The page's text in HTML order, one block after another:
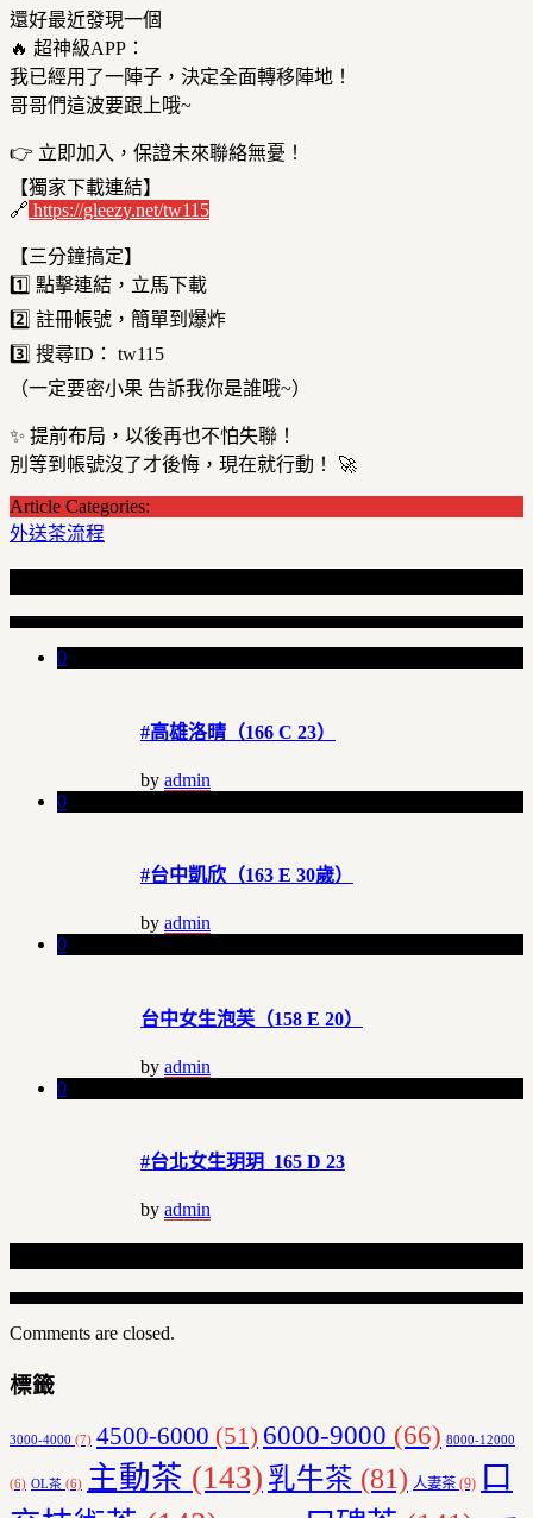
還好最近發現一個
🔥 超神級APP：
我已經用了一陣子，決定全面轉移陣地！
哥哥們這波要跟上哦~
👉 立即加入，保證未來聯絡無憂！
【獨家下載連結】
🔗 https://gleezy.net/tw115
【三分鐘搞定】
1️⃣ 點擊連結，立馬下載
2️⃣ 註冊帳號，簡單到爆炸
3️⃣ 搜尋ID： tw115
（一定要密小果 告訴我你是誰哦~）
✨ 提前布局，以後再也不怕失聯！
別等到帳號沒了才後悔，現在就行動！ 🚀
Article Categories:
外送茶流程
0
#高雄洛晴（166 C 23）
by admin
0
#台中凱欣（163 E 30歲）
by admin
0
台中女生泡芙（158 E 20）
by admin
0
#台北女生玥玥 165 D 23
by admin
Comments are closed.
標籤
3000-4000 (7) 4500-6000 (51) 6000-9000 (66) 8000-12000
(6) OL茶 (6) 主動茶 (143) 乳牛茶 (81) 人妻茶 (9)
口